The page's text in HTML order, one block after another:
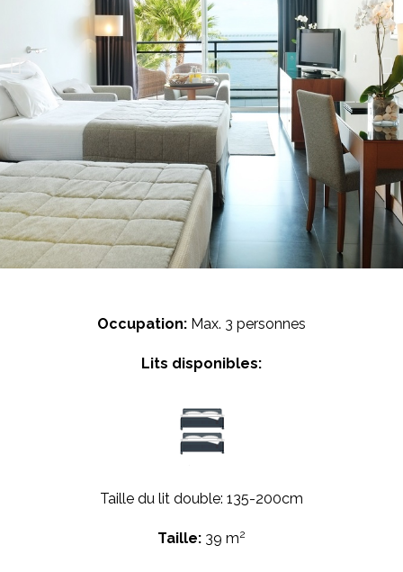
Occupation: Max. 3 personnes
Lits disponibles:
Taille du lit double: 135-200cm
Taille: 39 m2